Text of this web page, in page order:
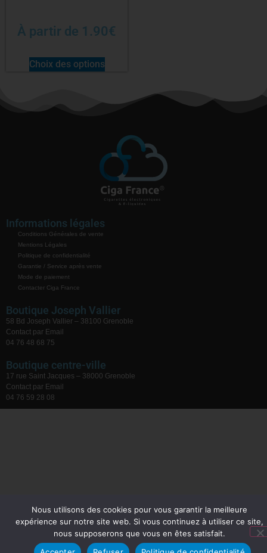
À partir de 1.90€
Choix des options
Informations légales
Conditions Générales de vente
Mentions Légales
Politique de confidentialité
Garantie / Service après vente
Mode de paiement
Contacter Ciga France
Boutique Joseph Vallier
58 Bd Joseph Vallier – 38100 Grenoble
Contact par Email
04 76 48 68 75
Boutique centre-ville
17 rue Saint Jacques – 38000 Grenoble
Contact par Email
04 76 59 28 08
Nous utilisons des cookies pour vous garantir la meilleure
expérience sur notre site web. Si vous continuez à utiliser ce site,
nous supposerons que vous en êtes satisfait.